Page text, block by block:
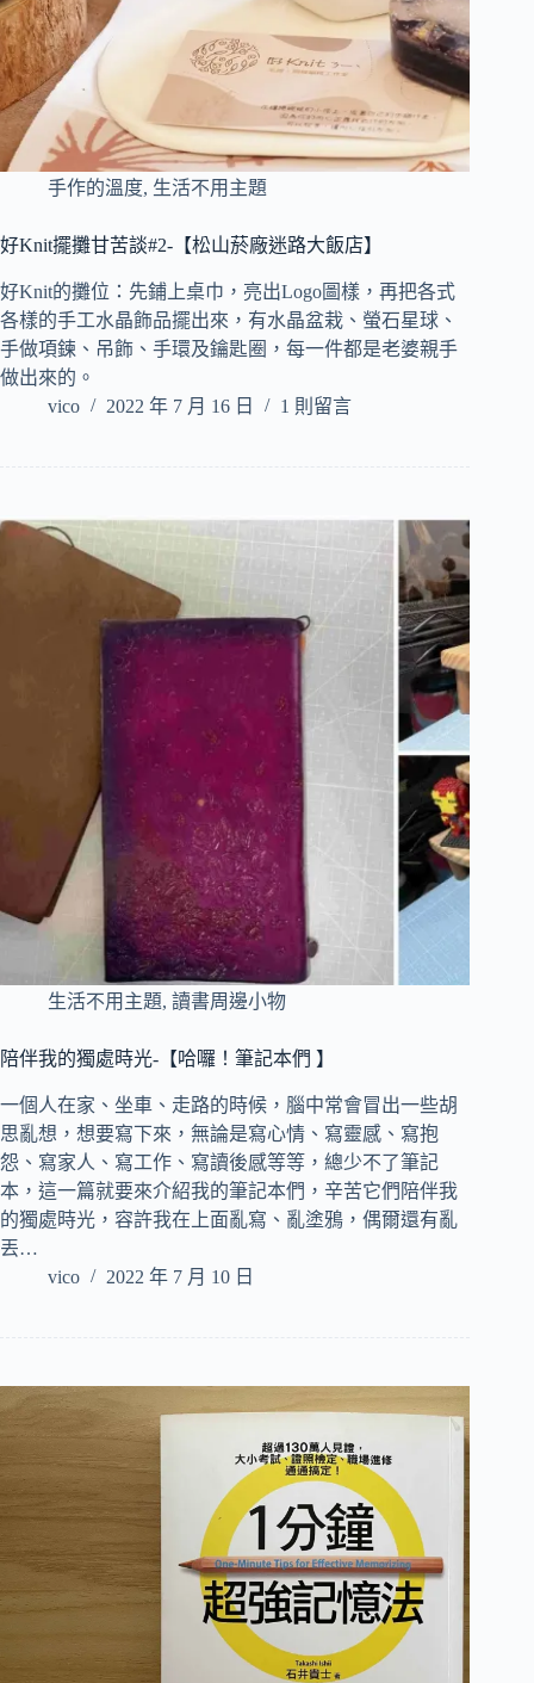
手作的溫度, 生活不用主題
好Knit擺攤甘苦談#2-【松山菸廠迷路大飯店】
好Knit的攤位：先鋪上桌巾，亮出Logo圖樣，再把各式
各樣的手工水晶飾品擺出來，有水晶盆栽、螢石星球、
手做項鍊、吊飾、手環及鑰匙圈，每一件都是老婆親手
做出來的。
vico
2022 年 7 月 16 日 1 則留言
生活不用主題, 讀書周邊小物
陪伴我的獨處時光-【哈囉！筆記本們 】
一個人在家、坐車、走路的時候，腦中常會冒出一些胡
思亂想，想要寫下來，無論是寫心情、寫靈感、寫抱
怨、寫家人、寫工作、寫讀後感等等，總少不了筆記
本，這一篇就要來介紹我的筆記本們，辛苦它們陪伴我
的獨處時光，容許我在上面亂寫、亂塗鴉，偶爾還有亂
丟…
vico
2022 年 7 月 10 日